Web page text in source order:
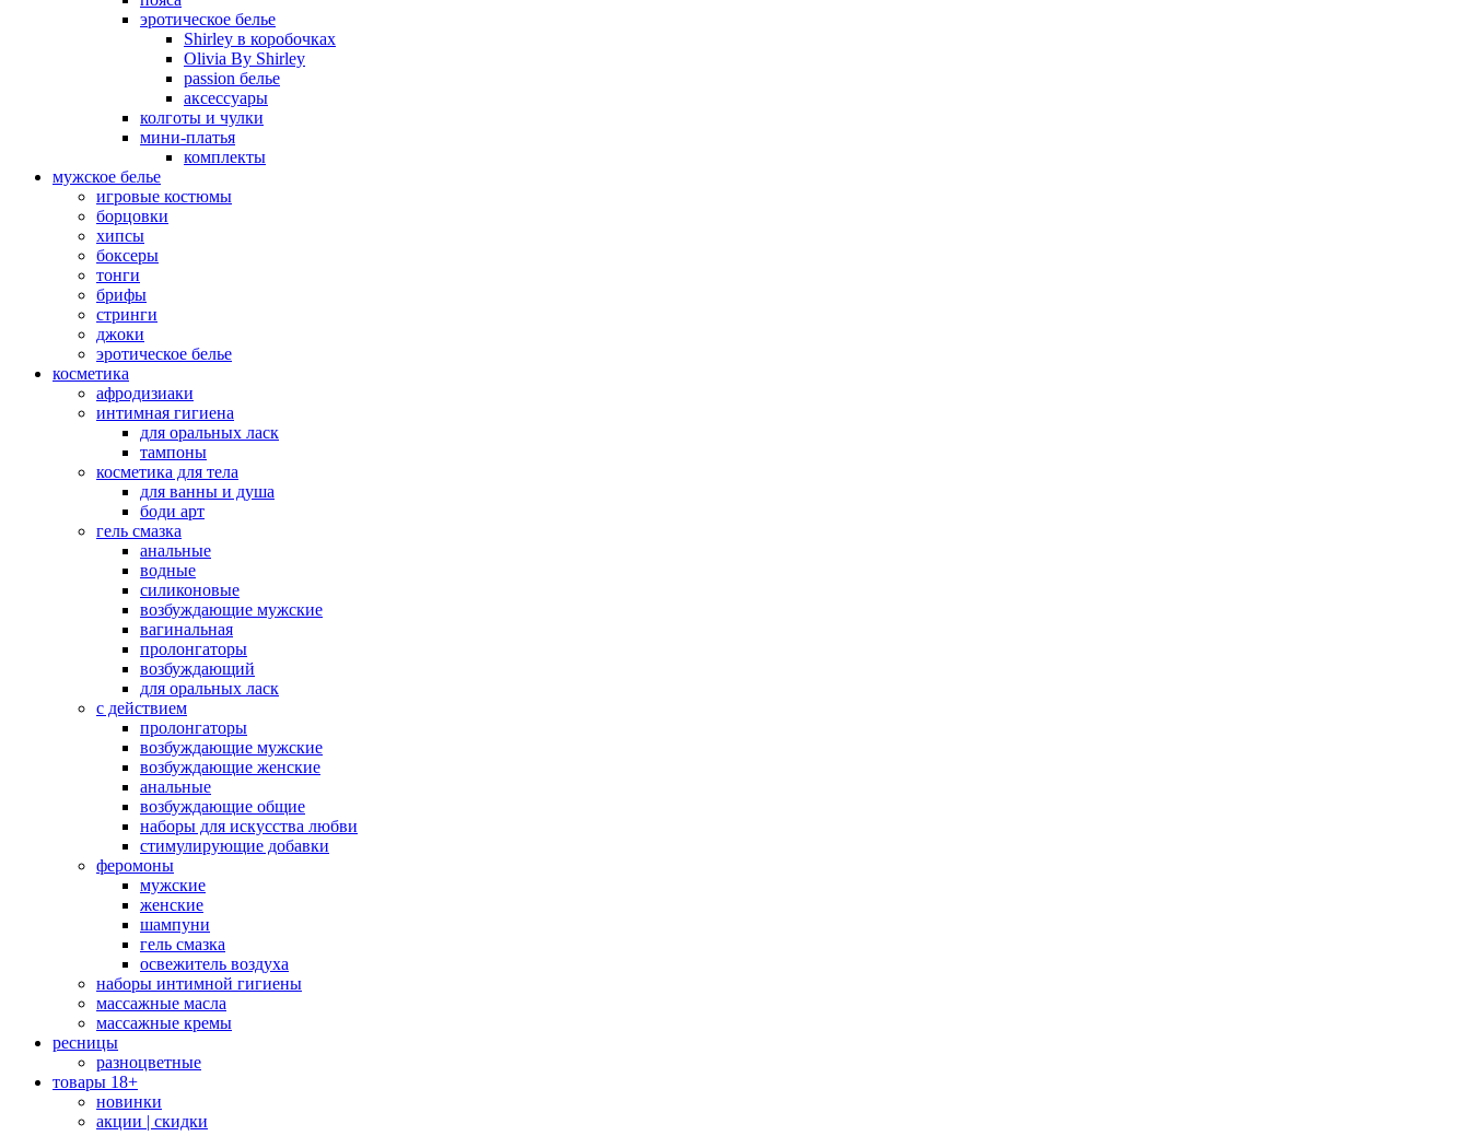
эротическое белье
Shirley в коробочках
Olivia By Shirley
passion белье
аксессуары
колготы и чулки
мини-платья
комплекты
мужское белье
игровые костюмы
борцовки
хипсы
боксеры
тонги
брифы
стринги
джоки
эротическое белье
косметика
афродизиаки
интимная гигиена
для оральных ласк
тампоны
косметика для тела
для ванны и душа
боди арт
гель смазка
анальные
водные
силиконовые
возбуждающие мужские
вагинальная
пролонгаторы
возбуждающий
для оральных ласк
с действием
пролонгаторы
возбуждающие мужские
возбуждающие женские
анальные
возбуждающие общие
наборы для искусства любви
стимулирующие добавки
феромоны
мужские
женские
шампуни
гель смазка
освежитель воздуха
наборы интимной гигиены
массажные масла
массажные кремы
ресницы
разноцветные
товары 18+
новинки
акции | скидки